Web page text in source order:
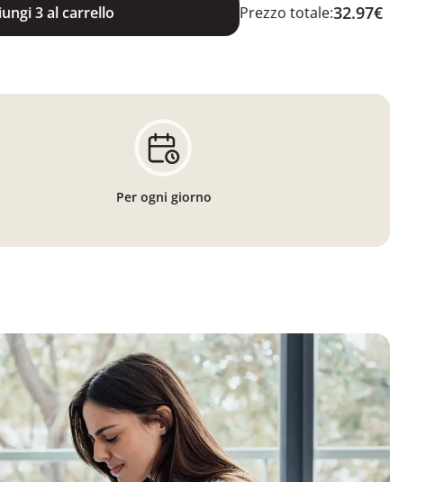
3 al carrello Prezzo totale:32.97€
Per ogni giorno